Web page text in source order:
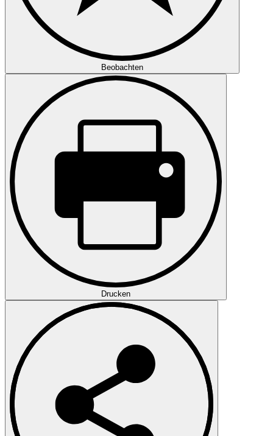
Beobachten
Drucken